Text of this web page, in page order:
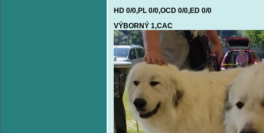
HD 0/0,PL 0/0,OCD 0/0,ED 0/0
VÝBORNÝ 1,CAC